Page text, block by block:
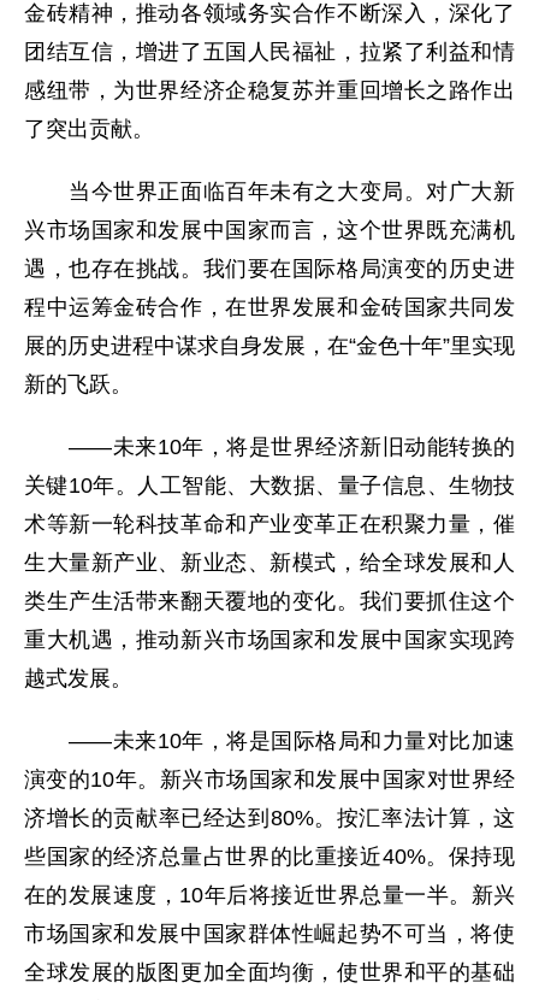
金砖精神，推动各领域务实合作不断深入，深化了
团结互信，增进了五国人民福祉，拉紧了利益和情
感纽带，为世界经济企稳复苏并重回增长之路作出
了突出贡献。
当今世界正面临百年未有之大变局。对广大新
兴市场国家和发展中国家而言，这个世界既充满机
遇，也存在挑战。我们要在国际格局演变的历史进
程中运筹金砖合作，在世界发展和金砖国家共同发
展的历史进程中谋求自身发展，在“金色十年”里实现
新的飞跃。
——未来10年，将是世界经济新旧动能转换的
关键10年。人工智能、大数据、量子信息、生物技
术等新一轮科技革命和产业变革正在积聚力量，催
生大量新产业、新业态、新模式，给全球发展和人
类生产生活带来翻天覆地的变化。我们要抓住这个
重大机遇，推动新兴市场国家和发展中国家实现跨
越式发展。
——未来10年，将是国际格局和力量对比加速
演变的10年。新兴市场国家和发展中国家对世界经
济增长的贡献率已经达到80%。按汇率法计算，这
些国家的经济总量占世界的比重接近40%。保持现
在的发展速度，10年后将接近世界总量一半。新兴
市场国家和发展中国家群体性崛起势不可当，将使
全球发展的版图更加全面均衡，使世界和平的基础